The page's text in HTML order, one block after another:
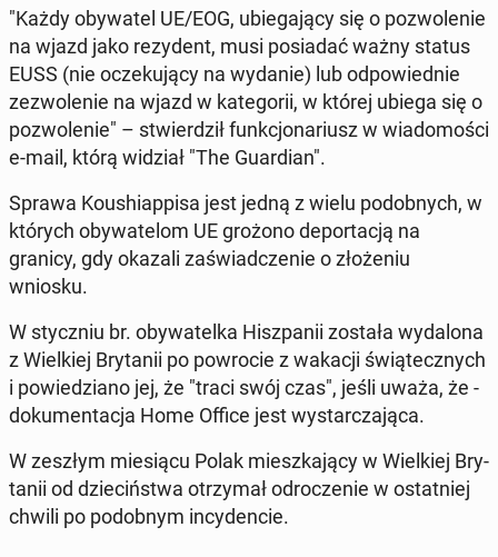
"Każdy oby­wa­tel UE/EOG, ub­ie­ga­ją­cy się o poz­wole­nie
na wjazd jako rezy­dent, musi posi­adać ważny status
EUSS (nie oczeku­ją­cy na wydanie) lub odpowied­nie
zez­wole­nie na wjazd w kat­e­gorii, w której ubiega się o
poz­wole­nie" – stwierdz­ił funkcjonar­iusz w wiado­moś­ci
e-mail, którą widział "The Guardian".
Sprawa Koushi­ap­pisa jest jedną z wielu podob­nych, w
których oby­wa­telom UE grożono de­por­tacją na
granicy, gdy okazali za­świad­cze­nie o złoże­niu
wniosku.
W sty­czniu br. oby­wa­tel­ka Hisz­panii została wydalona
z Wielkiej Bry­tanii po powro­cie z wakacji świątecznych
i powiedziano jej, że "traci swój czas", jeśli uważa, że ​​­
doku­men­tac­ja Home Office jest wystar­cza­ją­ca.
W zeszłym miesiącu Polak mieszka­ją­cy w Wielkiej Bry­
tanii od dziecińst­wa otrzy­mał odrocze­nie w os­tat­niej
chwili po podob­nym in­cy­den­cie.